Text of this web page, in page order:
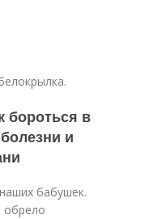
бороться в
и
бабушек.
обрело